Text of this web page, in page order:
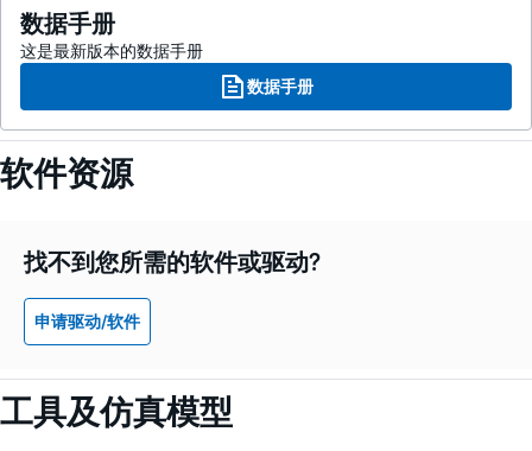
数据手册
这是最新版本的数据手册
数据手册
软件资源
找不到您所需的软件或驱动?
申请驱动/软件
工具及仿真模型